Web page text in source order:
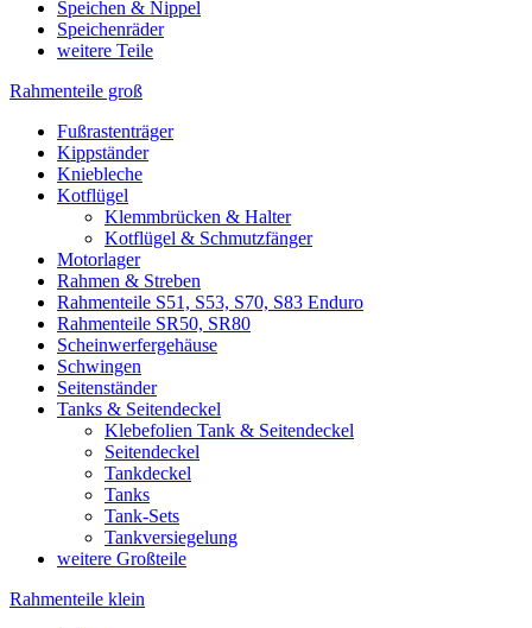
Speichen & Nippel
Speichenräder
weitere Teile
Rahmenteile groß
Fußrastenträger
Kippständer
Kniebleche
Kotflügel
Klemmbrücken & Halter
Kotflügel & Schmutzfänger
Motorlager
Rahmen & Streben
Rahmenteile S51, S53, S70, S83 Enduro
Rahmenteile SR50, SR80
Scheinwerfergehäuse
Schwingen
Seitenständer
Tanks & Seitendeckel
Klebefolien Tank & Seitendeckel
Seitendeckel
Tankdeckel
Tanks
Tank-Sets
Tankversiegelung
weitere Großteile
Rahmenteile klein